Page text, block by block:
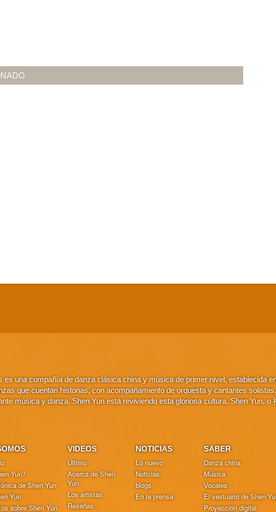
es una compañía de danza clásica china y música de primer nivel, establecida
que cuentan historias, con acompañamiento de orquesta y cantantes
música y danza, Shen Yun está reviviendo esta gloriosa cultura. Shen Yun,
Yun?
de Shen Yun
Yun
sobre Shen Yun
VIDEOS
Último
Acerca de Shen
Yun
Los artistas
Reseñas
NOTICIAS
Lo nuevo
Noticias
blogs
En la prensa
SABER
Danza china
Música
Vocales
El vestuario de Shen
Proyección digital